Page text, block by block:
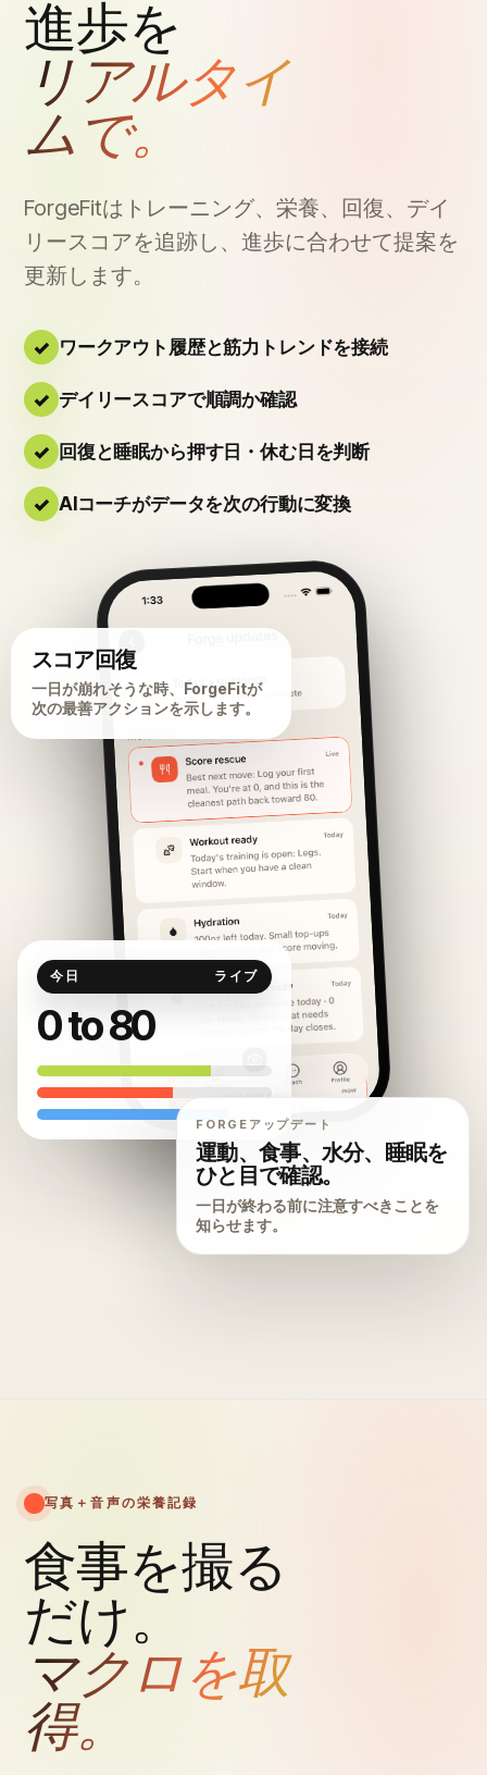
スコア回復
一日が崩れそうな時、ForgeFitが
次の最善アクションを示します。
今日 ライブ
0 to 80
FORGEアップデート
運動、食事、水分、睡眠を
ひと目で確認。
一日が終わる前に注意すべきことを
知らせます。
進歩を
リアルタイ
ムで。
ForgeFitはトレーニング、栄養、回復、デイ
リースコアを追跡し、進歩に合わせて提案を
更新します。
ワークアウト履歴と筋力トレンドを接続
デイリースコアで順調か確認
回復と睡眠から押す日・休む日を判断
AIコーチがデータを次の行動に変換
写真＋音声の栄養記録
食事を撮る
だけ。
マクロを取
得。